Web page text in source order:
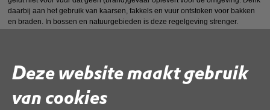
Deze website maakt gebruik
van cookies
daarbij aan het gebruik van kaarsen, fakkels en vuur ontstoken voor bakken
en braden. In bossen en natuurgebieden is deze regelgeving strenger.
vergunning is een aantal voorwaarden verbonden die afhankelijk zijn van
plaats, omvang, aard en doel van het te ontsteken vuur.
Wanneer vergunning aanvragen voor ontbranding?